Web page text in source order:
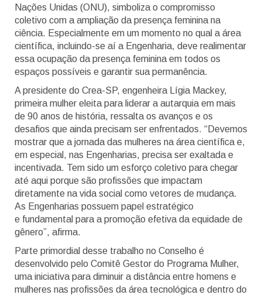
Nações Unidas (ONU), simboliza o compromisso
coletivo com a ampliação da presença feminina na
ciência. Especialmente em um momento no qual a área
científica, incluindo-se aí a Engenharia, deve realimentar
essa ocupação da presença feminina em todos os
espaços possíveis e garantir sua permanência.
A presidente do Crea-SP, engenheira Lígia Mackey,
primeira mulher eleita para liderar a autarquia em mais
de 90 anos de história, ressalta os avanços e os
desafios que ainda precisam ser enfrentados. “Devemos
mostrar que a jornada das mulheres na área científica e,
em especial, nas Engenharias, precisa ser exaltada e
incentivada. Tem sido um esforço coletivo para chegar
até aqui porque são profissões que impactam
diretamente na vida social como vetores de mudança.
As Engenharias possuem papel estratégico
e fundamental para a promoção efetiva da equidade de
gênero”, afirma.
Parte primordial desse trabalho no Conselho é
desenvolvido pelo Comitê Gestor do Programa Mulher,
uma iniciativa para diminuir a distância entre homens e
mulheres nas profissões da área tecnológica e dentro do